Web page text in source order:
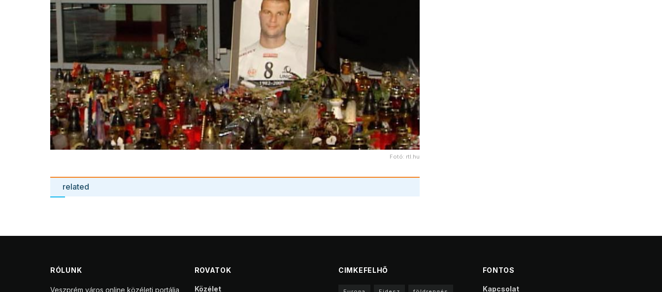
Fotó: rtl.hu
related
RÓLUNK
Veszprém város online közéleti portálja
ROVATOK
Közélet
CIMKEFELHŐ FONTOS
Kapcsolat